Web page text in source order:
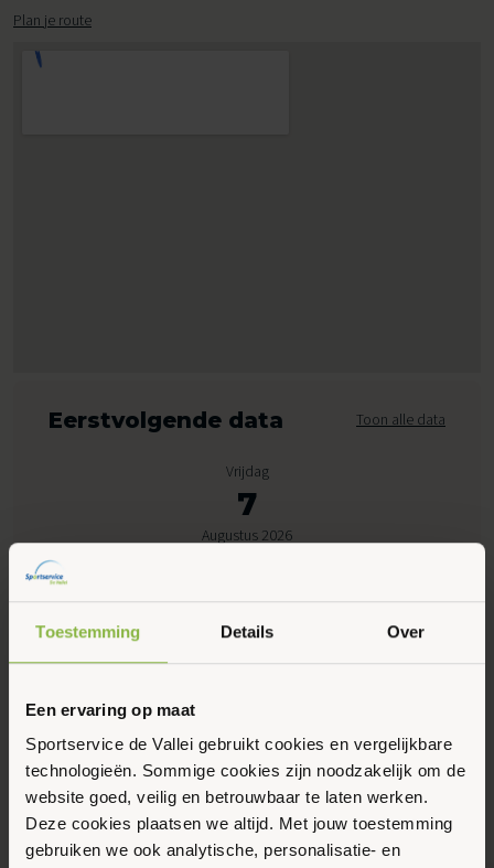
Toestemming Details Over
Een ervaring op maat
Sportservice de Vallei gebruikt cookies en vergelijkbare
technologieën. Sommige cookies zijn noodzakelijk om de
website goed, veilig en betrouwbaar te laten werken.
Deze cookies plaatsen we altijd. Met jouw toestemming
gebruiken we ook analytische, personalisatie- en
Plan je route
Eerstvolgende data Toon alle data
Vrijdag
7
Augustus 2026
08:30 - 10:05
Peppelensteeg 17, Ede
Maak favoriet
Gerelateerde activiteiten